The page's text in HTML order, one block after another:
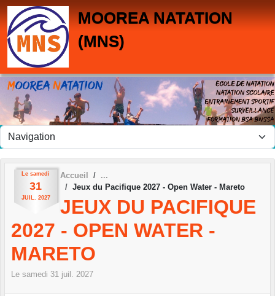
MOOREA NATATION
(MNS)
Le samedi
31
JUIL. 2027
Accueil
Jeux du Pacifique 2027 - Open Water - Mareto
JEUX DU PACIFIQUE
2027 - OPEN WATER -
MARETO
Le samedi 31 juil. 2027
Panneau de gestion des cookies